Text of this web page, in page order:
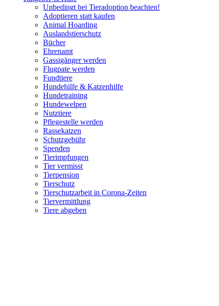
Unbedingt bei Tieradoption beachten!
Adoptieren statt kaufen
Animal Hoarding
Auslandstierschutz
Bücher
Ehrenamt
Gassigänger werden
Flugpate werden
Fundtiere
Hundehilfe & Katzenhilfe
Hundetraining
Hundewelpen
Nutztiere
Pflegestelle werden
Rassekatzen
Schutzgebühr
Spenden
Tierimpfungen
Tier vermisst
Tierpension
Tierschutz
Tierschutzarbeit in Corona-Zeiten
Tiervermittlung
Tiere abgeben